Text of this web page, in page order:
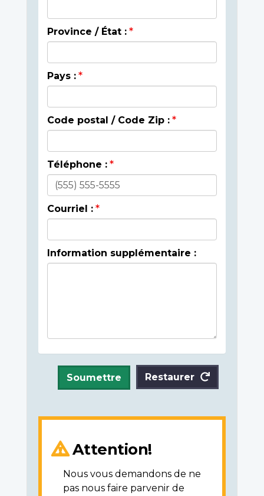
Province / État :
Pays :
Code postal / Code Zip :
Téléphone :
Courriel :
Information supplémentaire :
Soumettre Restaurer
Attention!
Nous vous demandons de ne
pas nous faire parvenir de